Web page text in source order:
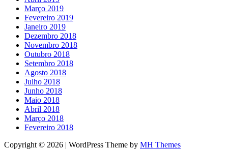
Março 2019
Fevereiro 2019
Janeiro 2019
Dezembro 2018
Novembro 2018
Outubro 2018
Setembro 2018
Agosto 2018
Julho 2018
Junho 2018
Maio 2018
Abril 2018
Março 2018
Fevereiro 2018
Copyright © 2026 | WordPress Theme by MH Themes